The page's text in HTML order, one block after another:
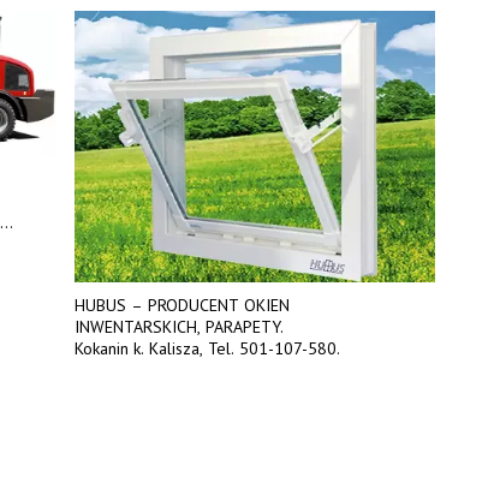
HUBUS – PRODUCENT OKIEN
INWENTARSKICH, PARAPETY.
Kokanin k. Kalisza, Tel. 501-107-580.